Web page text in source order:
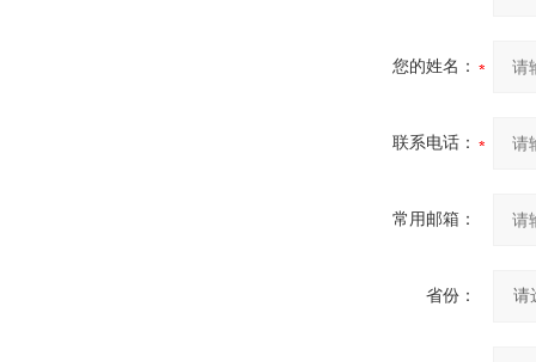
您的姓名：
联系电话：
常用邮箱：
省份：